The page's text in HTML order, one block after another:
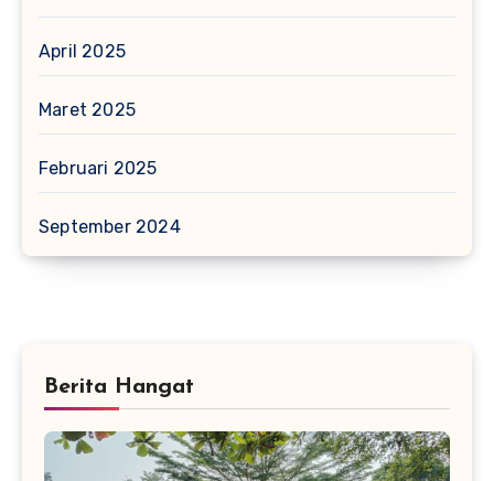
April 2025
Maret 2025
Februari 2025
September 2024
Berita Hangat